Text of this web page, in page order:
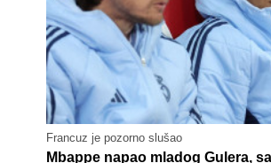
Francuz je pozorno slušao
Mbappe napao mladog Gulera,